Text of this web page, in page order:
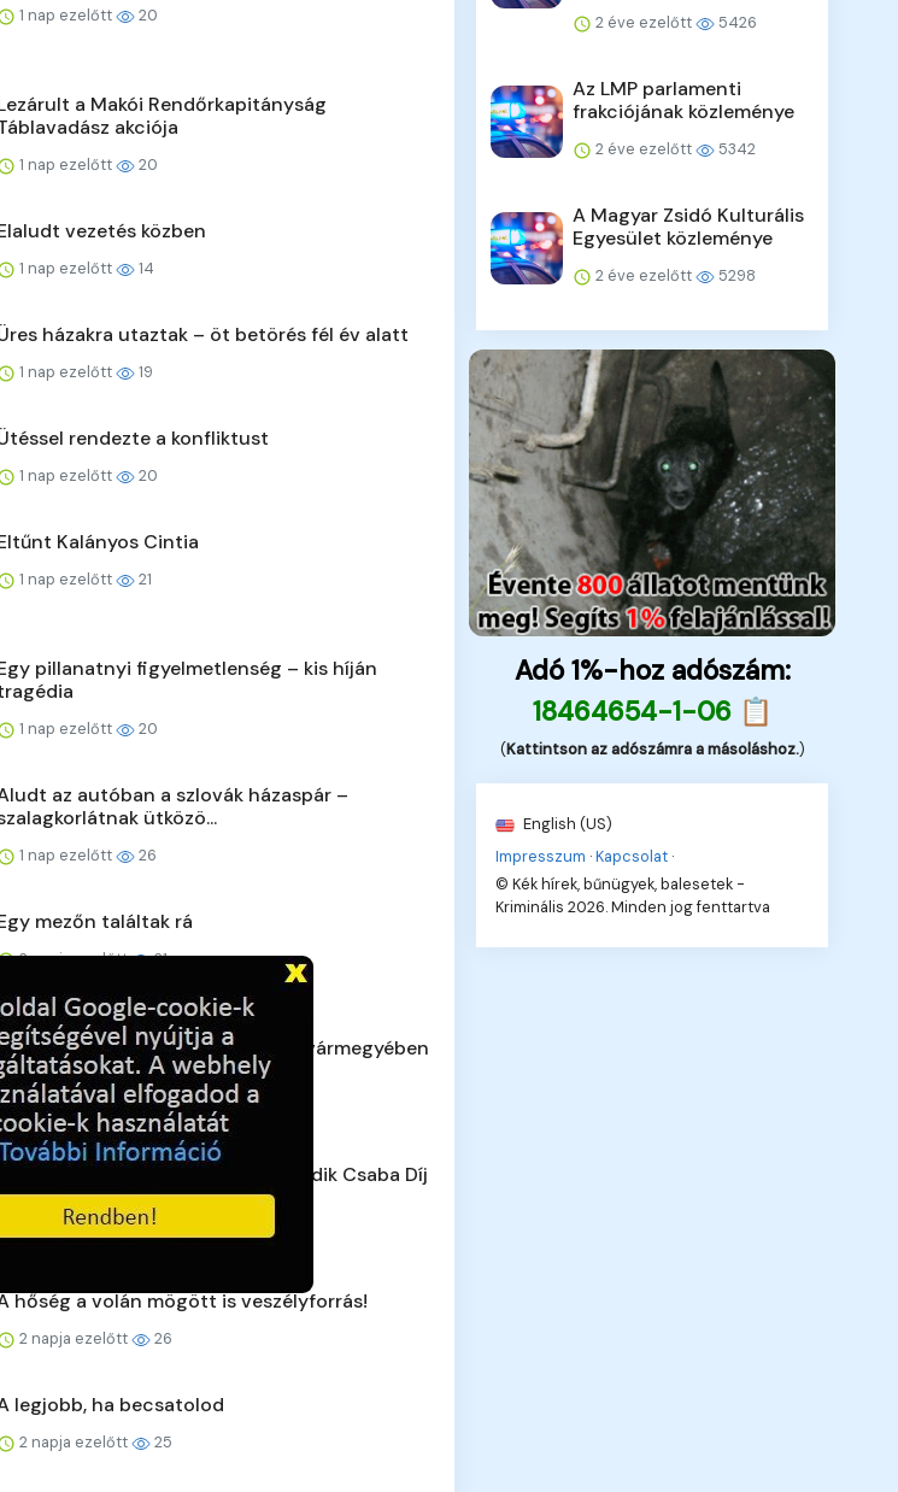
1 nap ezelőtt 20
a Makói Rendőrkapitányság
akciója
1 nap ezelőtt 20
vezetés közben
1 nap ezelőtt 14
házakra utaztak – öt betörés fél év alatt
1 nap ezelőtt 19
rendezte a konfliktust
1 nap ezelőtt 20
Kalányos Cintia
1 nap ezelőtt 21
pillanatnyi figyelmetlenség – kis híján
1 nap ezelőtt 20
az autóban a szlovák házaspár –
ütközö...
1 nap ezelőtt 26
mezőn találtak rá
2 napja ezelőtt 21
biztonságosan Pest vármegyében
2 napja ezelőtt 26
Emlékezés, elismerés, tisztelet: Tündik Csaba Díj
2 napja ezelőtt 25
hőség a volán mögött is veszélyforrás!
2 napja ezelőtt 26
legjobb, ha becsatolod
2 napja ezelőtt 25
2 éve ezelőtt 5426
Az LMP parlamenti
frakciójának közleménye
2 éve ezelőtt 5342
A Magyar Zsidó Kulturális
Egyesület közleménye
2 éve ezelőtt 5298
Adó 1%-hoz adószám:
18464654-1-06 📋
(Kattintson az adószámra a másoláshoz.)
English (US)
Impresszum ·Kapcsolat ·
© Kék hírek, bűnügyek, balesetek -
Kriminális 2026. Minden jog fenttartva